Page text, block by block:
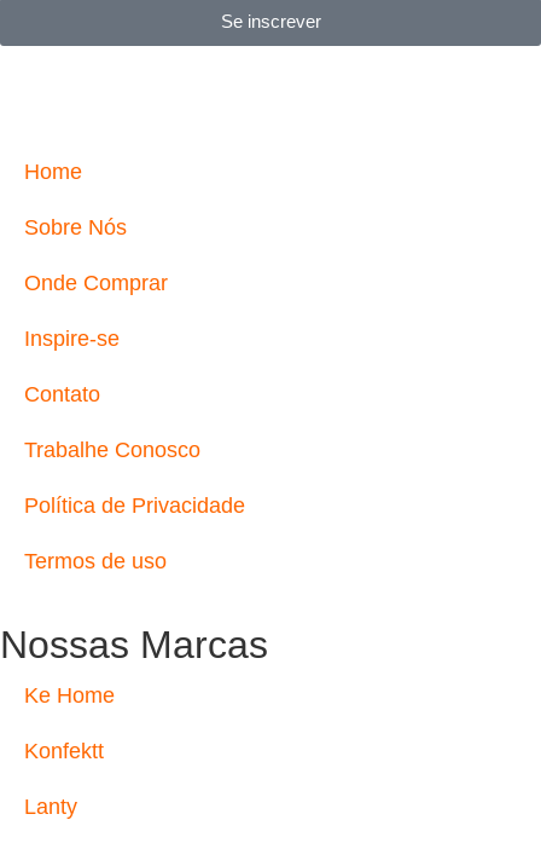
Se inscrever
Home
Sobre Nós
Onde Comprar
Inspire-se
Contato
Trabalhe Conosco
Política de Privacidade
Termos de uso
Nossas Marcas
Ke Home
Konfektt
Lanty